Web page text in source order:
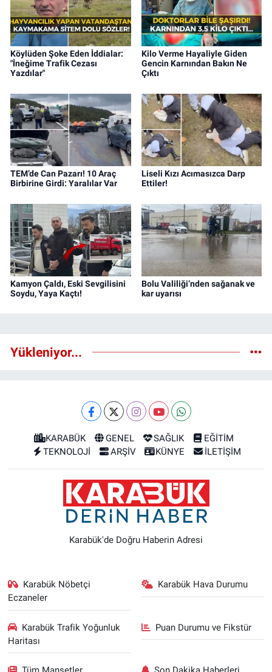
Köylüden Şoke Eden İddialar:
"İneğime Trafik Cezası
Yazdılar"
Kilo Verme Hayaliyle Giden
Gencin Karnından Bakın Ne
Çıktı
TEM’de Can Pazarı! 10 Araç
Birbirine Girdi: Yaralılar Var
Liseli Kızı Acımasızca Darp
Ettiler!
Kamyon Çaldı, Eski Sevgilisini
Soydu, Yaya Kaçtı!
Bolu Valiliği’nden sağanak ve
kar uyarısı
Yükleniyor...
KARABÜK GENEL SAĞLIK
EĞİTİM
TEKNOLOJİ
ARŞİV KÜNYE İLETİŞİM
Karabük'de Doğru Haberin Adresi
Karabük Nöbetçi
Eczaneler
Karabük Hava Durumu
Karabük Trafik Yoğunluk
Haritası
Puan Durumu ve Fikstür